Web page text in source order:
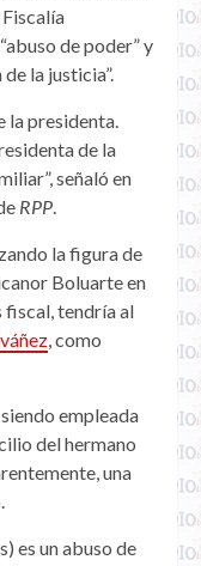
de poder” y
la justicia”.
la presidenta.
de la
señaló en
RPP
la figura de
Boluarte en
fiscal, tendría al
, como
empleada
del hermano
una
es un abuso de